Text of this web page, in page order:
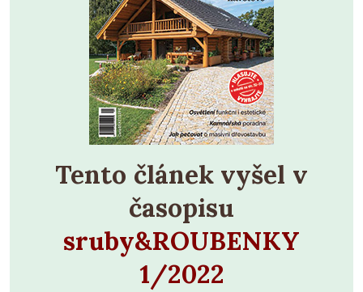
Tento článek vyšel v
časopisu
sruby&ROUBENKY
1/2022